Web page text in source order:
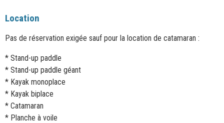
Location
Pas de réservation exigée sauf pour la location de catamaran :
* Stand-up paddle
* Stand-up paddle géant
* Kayak monoplace
* Kayak biplace
* Catamaran
* Planche à voile